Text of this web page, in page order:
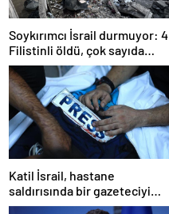
Soykırımcı İsrail durmuyor: 4
Filistinli öldü, çok sayıda
yaralı var
Katil İsrail, hastane
saldırısında bir gazeteciyi
öldürdüğünü itiraf etti